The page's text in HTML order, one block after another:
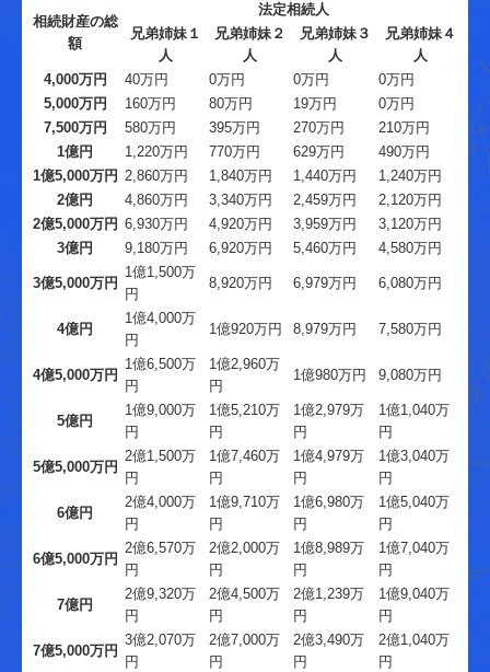
相続財産の総
額
法定相続人
兄弟姉妹１
人
兄弟姉妹２
人
兄弟姉妹３
人
兄弟姉妹４
人
4,000万円
40万円 0万円 0万円
0万円
5,000万円
160万円 80万円 19万円
0万円
7,500万円
580万円 395万円 270万円
210万円
1億円
1,220万円 770万円 629万円
490万円
1億5,000万円 2,860万円 1,840万円 1,440万円
1,240万円
2億円
4,860万円 3,340万円 2,459万円
2,120万円
2億5,000万円 6,930万円 4,920万円 3,959万円
3,120万円
3億円
9,180万円 6,920万円 5,460万円 4,580万円
3億5,000万円
1億1,500万
円
8,920万円 6,979万円 6,080万円
4億円
1億4,000万
円
1億920万円 8,979万円 7,580万円
4億5,000万円
1億6,500万
円
1億2,960万
円
1億980万円 9,080万円
5億円
1億9,000万
円
1億5,210万
円
1億2,979万
円
1億1,040万
円
5億5,000万円
2億1,500万
円
1億7,460万
円
1億4,979万
円
1億3,040万
円
6億円
2億4,000万
円
1億9,710万
円
1億6,980万
円
1億5,040万
円
6億5,000万円
2億6,570万
円
2億2,000万
円
1億8,989万
円
1億7,040万
円
7億円
2億9,320万
円
2億4,500万
円
2億1,239万
円
1億9,040万
円
7億5,000万円
3億2,070万
円
2億7,000万
円
2億3,490万
円
2億1,040万
円